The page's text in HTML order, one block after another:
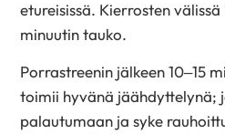
etureisissä. Kierrosten
minuutin tauko.
Porrastreenin jälkeen 10–15
toimii hyvänä jäähdyttelynä;
palautumaan ja syke